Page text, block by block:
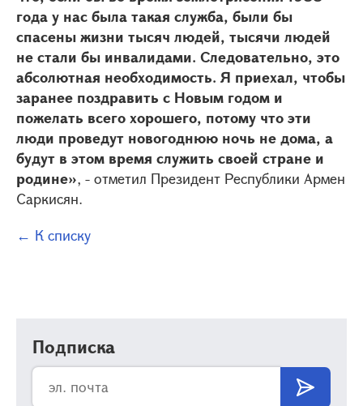
года у нас была такая служба, были бы
спасены жизни тысяч людей, тысячи людей
не стали бы инвалидами. Следовательно, это
абсолютная необходимость. Я приехал, чтобы
заранее поздравить с Новым годом и
пожелать всего хорошего, потому что эти
люди проведут новогоднюю ночь не дома, а
будут в этом время служить своей стране и
родине», - отметил Президент Республики Армен
Саркисян.
← К списку
Подписка